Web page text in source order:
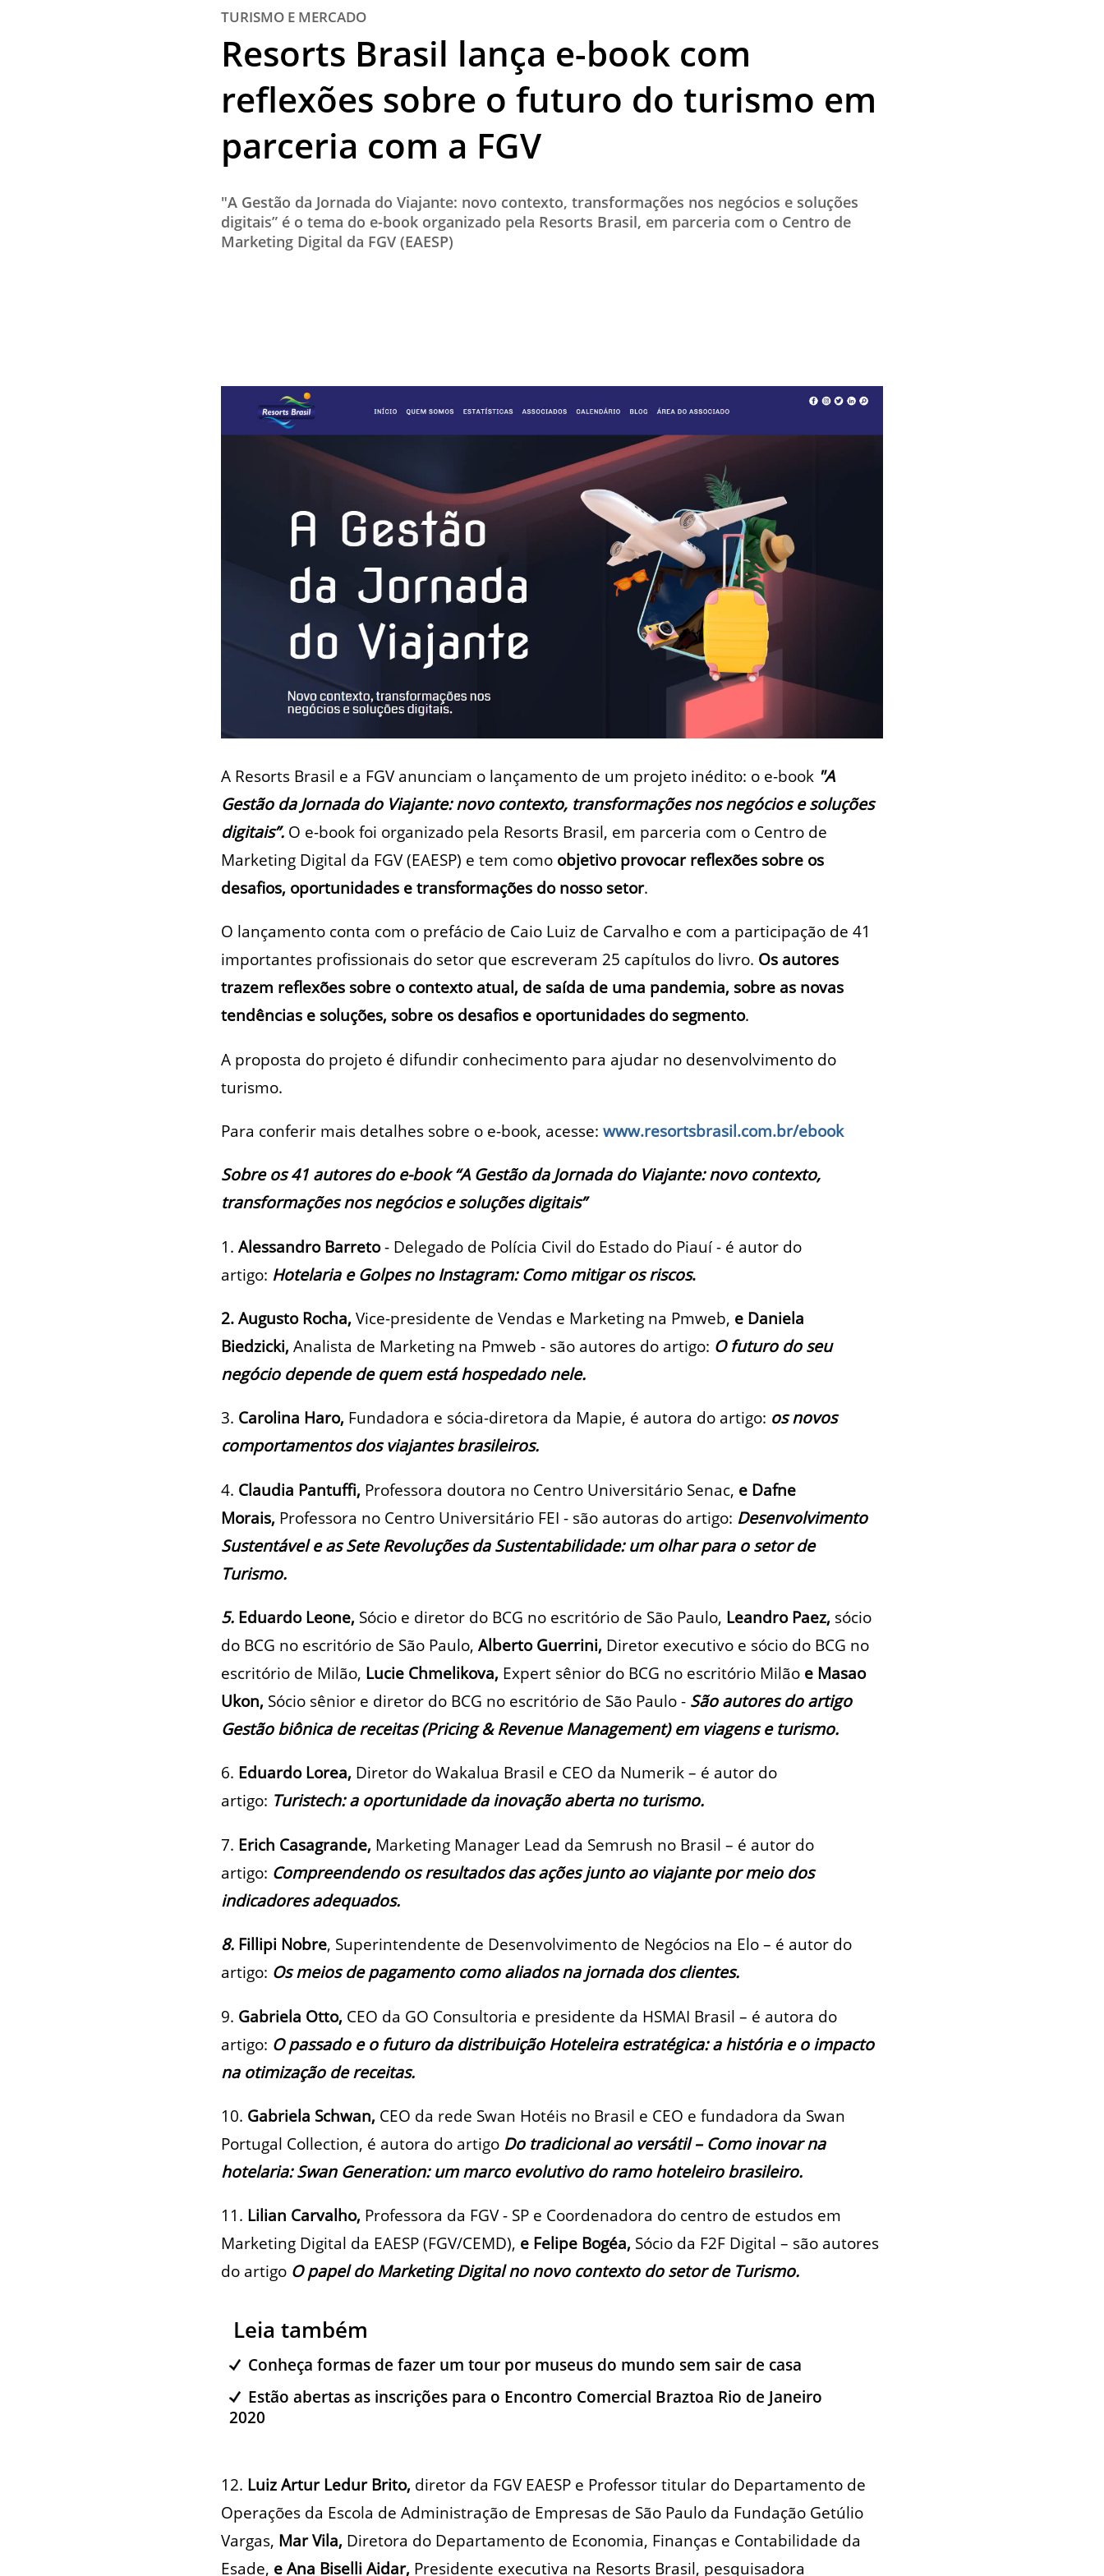
ÚLTIMAS NOTÍCIAS
QUEM SOMOS - EQUIPE
CONTATO
TURISMO E MERCADO
Resorts Brasil lança e-book com
reflexões sobre o futuro do turismo em
parceria com a FGV
"A Gestão da Jornada do Viajante: novo contexto, transformações nos negócios e soluções
digitais” é o tema do e-book organizado pela Resorts Brasil, em parceria com o Centro de
Marketing Digital da FGV (EAESP)
A Resorts Brasil e a FGV anunciam o lançamento de um projeto inédito: o e-book "A
Gestão da Jornada do Viajante: novo contexto, transformações nos negócios e soluções
digitais”. O e-bookfoi organizado pela Resorts Brasil, em parceria com o Centro de
Marketing Digital da FGV (EAESP) e tem como objetivo provocar reflexões sobre os
desafios, oportunidades e transformações do nosso setor.
O lançamento conta com o prefácio de Caio Luiz de Carvalho e com a participação de 41
importantes profissionais do setor que escreveram 25 capítulos do livro. Os autores
trazem reflexões sobre o contexto atual, de saída de uma pandemia, sobre as novas
tendências e soluções, sobre os desafios e oportunidades do segmento.
A proposta do projeto é difundir conhecimento para ajudar no desenvolvimento do
turismo.
Para conferir mais detalhes sobre o e-book, acesse: www.resortsbrasil.com.br/ebook
Sobre os 41 autores do e-book “A Gestão da Jornada do Viajante: novo contexto,
transformações nos negócios e soluções digitais”
1. Alessandro Barreto- Delegado de Polícia Civil do Estado do Piauí - é autor do
artigo: Hotelaria e Golpes no Instagram: Como mitigar os riscos.
2. Augusto Rocha, Vice-presidente de Vendas e Marketing na Pmweb, e Daniela
Biedzicki, Analista de Marketing na Pmweb - são autores do artigo: O futuro do seu
negócio depende de quem está hospedado nele.
3. Carolina Haro, Fundadora e sócia-diretora da Mapie, é autora do artigo: os novos
comportamentos dos viajantes brasileiros.
4. Claudia Pantuffi, Professora doutora no Centro Universitário Senac, e Dafne
Morais, Professora no Centro Universitário FEI - são autoras do artigo: Desenvolvimento
Sustentável e as Sete Revoluções da Sustentabilidade: um olhar para o setor de
Turismo.
5. Eduardo Leone, Sócio e diretor do BCG no escritório de São Paulo, Leandro Paez, sócio
do BCG no escritório de São Paulo, Alberto Guerrini, Diretor executivo e sócio do BCG no
escritório de Milão, Lucie Chmelikova, Expert sênior do BCG no escritório Milãoe Masao
Ukon, Sócio sênior e diretor do BCG no escritório de São Paulo - São autores do artigo
Gestão biônica de receitas (Pricing & Revenue Management) em viagens e turismo.
6. Eduardo Lorea, Diretor do Wakalua Brasil e CEO da Numerik – é autor do
artigo: Turistech: a oportunidade da inovação aberta no turismo.
7. Erich Casagrande, Marketing Manager Lead da Semrush no Brasil – é autor do
artigo: Compreendendo os resultados das ações junto ao viajante por meio dos
indicadores adequados.
8. Fillipi Nobre, Superintendente de Desenvolvimento de Negócios na Elo – é autor do
artigo: Os meios de pagamento como aliados na jornada dos clientes.
9. Gabriela Otto, CEO da GO Consultoria e presidente da HSMAI Brasil – é autora do
artigo: O passado e o futuro da distribuição Hoteleira estratégica: a história e o impacto
na otimização de receitas.
10. Gabriela Schwan, CEO da rede Swan Hotéis no Brasil e CEO e fundadora da Swan
Portugal Collection, é autora do artigo Do tradicional ao versátil – Como inovar na
hotelaria: Swan Generation: um marco evolutivo do ramo hoteleiro brasileiro.
11. Lilian Carvalho, Professora da FGV - SP e Coordenadora do centro de estudos em
Marketing Digital da EAESP (FGV/CEMD), e Felipe Bogéa, Sócio da F2F Digital – são autores
do artigo O papel do Marketing Digital no novo contexto do setor de Turismo.
Leia também
Conheça formas de fazer um tour por museus do mundo sem sair de casa
Estão abertas as inscrições para o Encontro Comercial Braztoa Rio de Janeiro
2020
12. Luiz Artur Ledur Brito, diretor da FGV EAESP e Professor titular do Departamento de
Operações da Escola de Administração de Empresas de São Paulo da Fundação Getúlio
Vargas, Mar Vila, Diretora do Departamento de Economia, Finanças e Contabilidade da
Esade, e Ana Biselli Aidar, Presidente executiva na Resorts Brasil, pesquisadora